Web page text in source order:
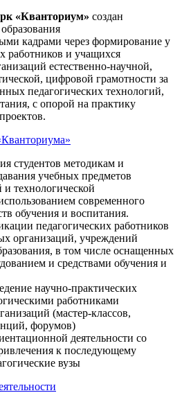
«Кванториум» создан
кадрами через формирование у
работников и учащихся
естественно-научной,
цифровой грамотности за
педагогических технологий,
с опорой на практику
студентов методикам и
учебных предметов
и технологической
современного
обучения и воспитания.
педагогических работников
организаций, учреждений
в том числе оснащенных
и средствами обучения и
научно-практических
работниками
(мастер-классов,
форумов)
деятельности со
к последующему
вузы